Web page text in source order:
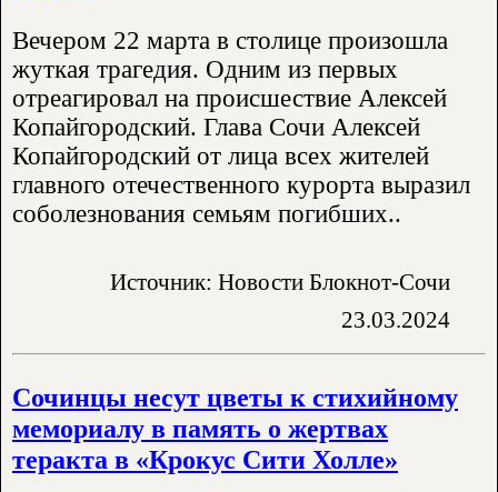
Вечером 22 марта в столице произошла
жуткая трагедия. Одним из первых
отреагировал на происшествие Алексей
Копайгородский. Глава Сочи Алексей
Копайгородский от лица всех жителей
главного отечественного курорта выразил
соболезнования семьям погибших..
Источник: Новости Блокнот-Сочи
23.03.2024
Сочинцы несут цветы к стихийному
мемориалу в память о жертвах
теракта в «Крокус Сити Холле»